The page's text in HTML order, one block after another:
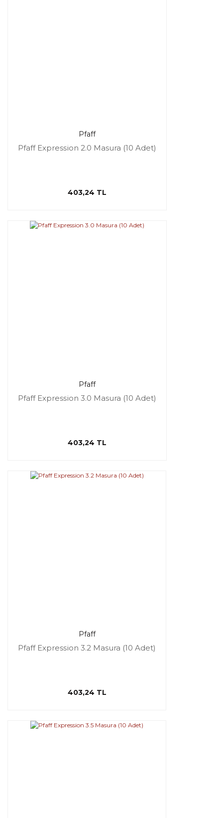
Pfaff
Pfaff Expression 2.0 Masura (10 Adet)
403,24 TL
Pfaff
Pfaff Expression 3.0 Masura (10 Adet)
403,24 TL
Pfaff
Pfaff Expression 3.2 Masura (10 Adet)
403,24 TL